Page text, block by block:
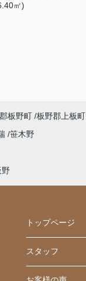
㎡)
板野町 板野郡上板町
笹木野
トップページ
スタッフ